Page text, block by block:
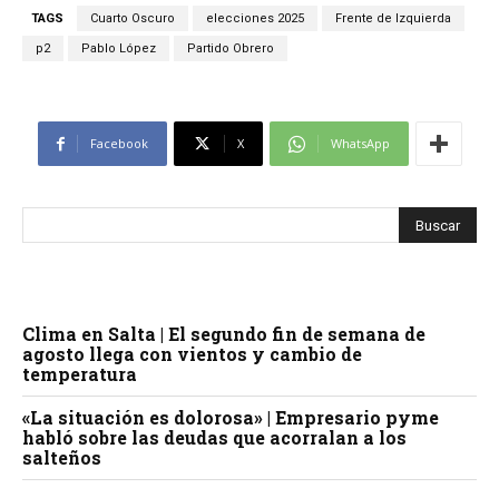
TAGS Cuarto Oscuro elecciones 2025 Frente de Izquierda
p2 Pablo López Partido Obrero
Facebook X WhatsApp
Clima en Salta | El segundo fin de semana de
agosto llega con vientos y cambio de
temperatura
«La situación es dolorosa» | Empresario pyme
habló sobre las deudas que acorralan a los
salteños